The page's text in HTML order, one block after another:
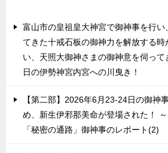
富山市の皇祖皇大神宮で御神事を行
てきた十戒石板の御神力を解放する時
い、天照大御神さまの御神意を伺っ
日の伊勢神宮内宮への川曳き！
【第二部】2026年6月23-24日の御神
め、新生伊邪那美命が登場された！
「秘密の通路」御神事のレポート(2)